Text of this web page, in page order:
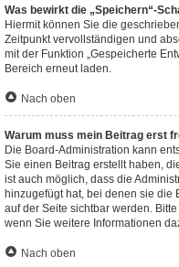
Was bewirkt die „Speichern“-
Hiermit können Sie die
Zeitpunkt vervollständigen und
mit der Funktion „Gespeicherte
Bereich erneut laden.
Nach oben
Warum muss mein Beitrag erst
Die Board-Administration kann
Sie einen Beitrag erstellt haben,
ist auch möglich, dass die
hinzugefügt hat, bei denen sie die
auf der Seite sichtbar werden.
wenn Sie weitere Informationen
Nach oben